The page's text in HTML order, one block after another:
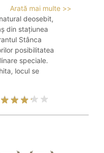
Arată mai multe >>
deosebit,
din stațiunea
Stânca
posibilitatea
speciale.
locul se